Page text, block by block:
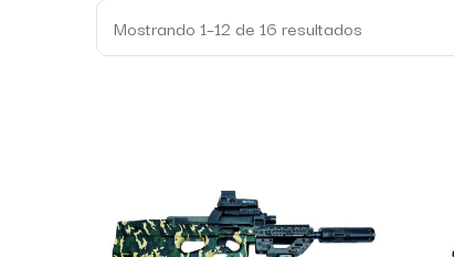
Mostrando 1–12 de 16 resultados